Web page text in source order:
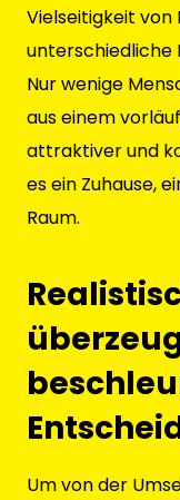
Vielseitigkeit von
unterschiedliche
Nur wenige
aus einem
attraktiver und
es ein Zuhause,
Raum.
Um von der